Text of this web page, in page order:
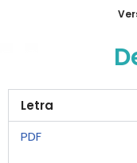
Letra
PDF